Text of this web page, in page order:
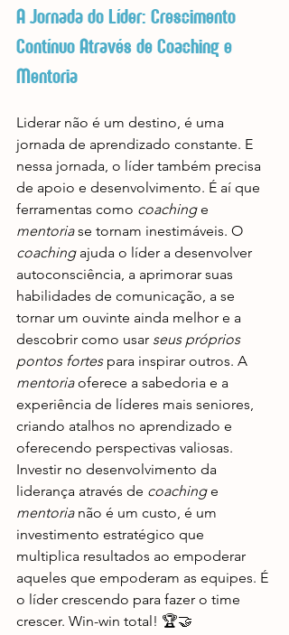
A Jornada do Líder: Crescimento
Contínuo Através de Coaching e
Mentoria
Liderar não é um destino, é uma
jornada de aprendizado constante. E
nessa jornada, o líder também precisa
de apoio e desenvolvimento. É aí que
ferramentas como coaching e
mentoria se tornam inestimáveis. O
coaching ajuda o líder a desenvolver
autoconsciência, a aprimorar suas
habilidades de comunicação, a se
tornar um ouvinte ainda melhor e a
descobrir como usar seus próprios
pontos fortes para inspirar outros. A
mentoria oferece a sabedoria e a
experiência de líderes mais seniores,
criando atalhos no aprendizado e
oferecendo perspectivas valiosas.
Investir no desenvolvimento da
liderança através de coaching e
mentoria não é um custo, é um
investimento estratégico que
multiplica resultados ao empoderar
aqueles que empoderam as equipes. É
o líder crescendo para fazer o time
crescer. Win-win total! 🏆🤝